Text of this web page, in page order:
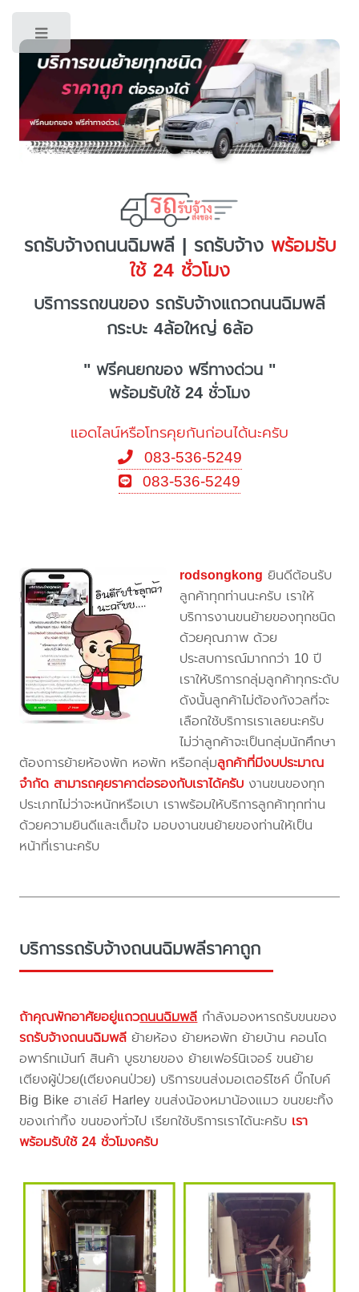
รถรับจ้างถนนฉิมพลี | รถรับจ้างพร้อมรับ
ใช้ 24 ชั่วโมง
บริการรถขนของ รถรับจ้างแถวถนนฉิมพลี
กระบะ 4ล้อใหญ่ 6ล้อ
" ฟรีคนยกของ ฟรีทางด่วน "
พร้อมรับใช้ 24 ชั่วโมง
แอดไลน์หรือโทรคุยกันก่อนได้นะครับ
083-536-5249
083-536-5249
rodsongkong ยินดีต้อนรับ
ลูกค้าทุกท่านนะครับ เราให้
บริการงานขนย้ายของทุกชนิด
ด้วยคุณภาพ ด้วย
ประสบการณ์มากกว่า 10 ปี
เราให้บริการกลุ่มลูกค้าทุกระดับ
ดังนั้นลูกค้าไม่ต้องกังวลที่จะ
เลือกใช้บริการเราเลยนะครับ
ไม่ว่าลูกค้าจะเป็นกลุ่มนักศึกษา
ต้องการย้ายห้องพัก หอพัก หรือกลุ่มลูกค้าที่มีงบประมาณ
จำกัด สามารถคุยราคาต่อรองกับเราได้ครับ งานขนของทุก
ประเภทไม่ว่าจะหนักหรือเบา เราพร้อมให้บริการลูกค้าทุกท่าน
ด้วยความยินดีและเต็มใจ มอบงานขนย้ายของท่านให้เป็น
หน้าที่เรานะครับ
บริการรถรับจ้างถนนฉิมพลีราคาถูก
ถ้าคุณพักอาศัยอยู่แถวถนนฉิมพลี กำลังมองหารถรับขนของ
รถรับจ้างถนนฉิมพลี ย้ายห้อง ย้ายหอพัก ย้ายบ้าน คอนโด
อพาร์ทเม้นท์ สินค้า บูธขายของ ย้ายเฟอร์นิเจอร์ ขนย้าย
เตียงผู้ป่วย(เตียงคนป่วย) บริการขนส่งมอเตอร์ไซค์ บิ๊กไบค์
Big Bike ฮาเล่ย์ Harley ขนส่งน้องหมาน้องแมว ขนขยะทิ้ง
ของเก่าทิ้ง ขนของทั่วไป เรียกใช้บริการเราได้นะครับ เรา
พร้อมรับใช้ 24 ชั่วโมงครับ
Toggle